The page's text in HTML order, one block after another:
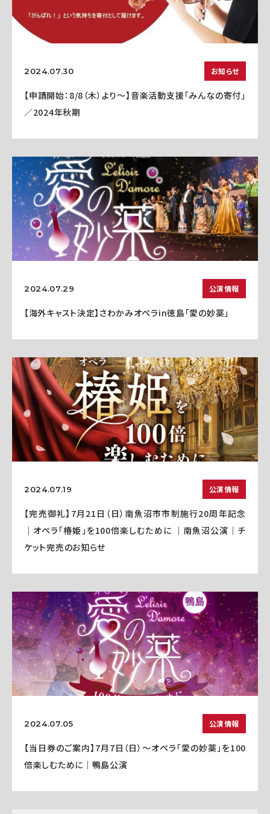
2024.07.30 お知らせ
【申請開始：8/8（木）より～】音楽活動支援「みんなの寄付」
／2024年秋期
2024.07.29 公演情報
【海外キャスト決定】さわかみオペラin徳島「愛の妙薬」
2024.07.19 公演情報
【完売御礼】7月21日（日）南魚沼市市制施行20周年記念
｜オペラ「椿姫」を100倍楽しむために ｜南魚沼公演｜チ
ケット完売のお知らせ
2024.07.05 公演情報
【当日券のご案内】7月7日（日）～オペラ「愛の妙薬」を100
倍楽しむために｜鴨島公演